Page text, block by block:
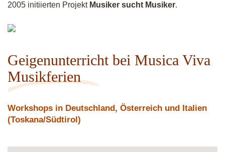
2005 initiierten Projekt Musiker sucht Musiker.
Geigenunterricht bei Musica Viva
Musikferien
Workshops in Deutschland, Österreich und Italien
(Toskana/Südtirol)